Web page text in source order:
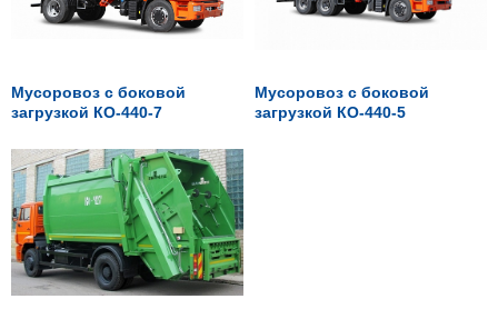
Мусоровоз с боковой
загрузкой КО-440-7
Мусоровоз с боковой
загрузкой КО-440-5